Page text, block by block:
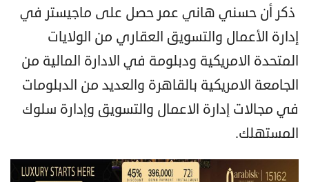
ذكر أن حسني هاني عمر حصل على ماجيستر في
إدارة الأعمال والتسويق العقاري من الولايات
المتحدة الامريكية ودبلومة في الادارة المالية من
الجامعة الامريكية بالقاهرة والعديد من الدبلومات
في مجالات إدارة الاعمال والتسويق وإدارة سلوك
المستهلك.